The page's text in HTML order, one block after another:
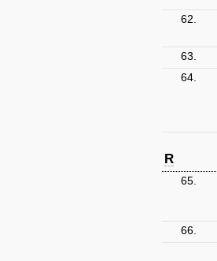
62.
63.
64.
R
65.
66.